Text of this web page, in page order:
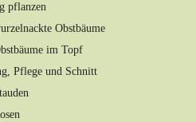
pflanzen
Obstbäume
im Topf
Pflege und Schnitt